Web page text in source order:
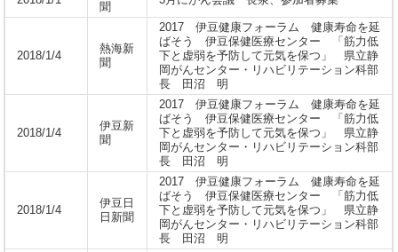
聞
2018/1/4
熱海新
聞
2017 伊豆健康フォーラム 健康寿命を延
ばそう 伊豆保健医療センター 「筋力低
下と虚弱を予防して元気を保つ」 県立静
岡がんセンター・リハビリテーション科部
長 田沼 明
2018/1/4
伊豆新
聞
2017 伊豆健康フォーラム 健康寿命を延
ばそう 伊豆保健医療センター 「筋力低
下と虚弱を予防して元気を保つ」 県立静
岡がんセンター・リハビリテーション科部
長 田沼 明
2018/1/4
伊豆日
日新聞
2017 伊豆健康フォーラム 健康寿命を延
ばそう 伊豆保健医療センター 「筋力低
下と虚弱を予防して元気を保つ」 県立静
岡がんセンター・リハビリテーション科部
長 田沼 明